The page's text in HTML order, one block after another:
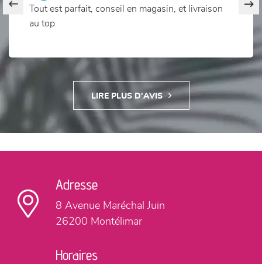
Tout est parfait, conseil en magasin, et livraison
au top
LIRE PLUS D'AVIS
Adresse
8 Avenue Maréchal Juin
26200 Montélimar
Horaires